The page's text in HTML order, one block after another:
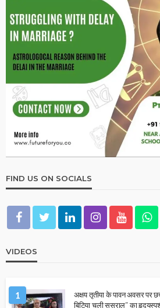
FIND US ON SOCIALS
VIDEOS
1
अक्षय तृतीया के पावन अवसर पर
बिटिया चली ससुराल” का